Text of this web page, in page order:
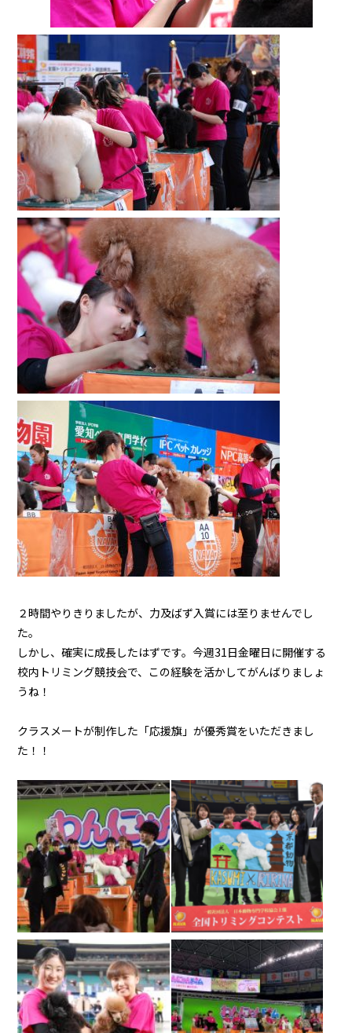
２時間やりきりましたが、力及ばず入賞には至りませんでし
た。
しかし、確実に成長したはずです。今週31日金曜日に開催する
校内トリミング競技会で、この経験を活かしてがんばりましょ
うね！
クラスメートが制作した「応援旗」が優秀賞をいただきまし
た！！